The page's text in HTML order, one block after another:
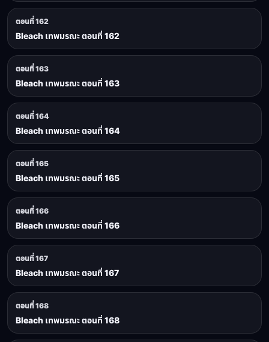
ตอนที่ 162
Bleach เทพมรณะ ตอนที่ 162
ตอนที่ 163
Bleach เทพมรณะ ตอนที่ 163
ตอนที่ 164
Bleach เทพมรณะ ตอนที่ 164
ตอนที่ 165
Bleach เทพมรณะ ตอนที่ 165
ตอนที่ 166
Bleach เทพมรณะ ตอนที่ 166
ตอนที่ 167
Bleach เทพมรณะ ตอนที่ 167
ตอนที่ 168
Bleach เทพมรณะ ตอนที่ 168